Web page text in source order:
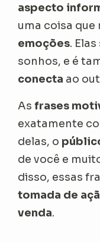
aspecto
uma coisa que
emoções.
sonhos, e é
conecta ao
Asfrases
exatamente
delas, o
de você e
disso, essas
tomada de
venda.